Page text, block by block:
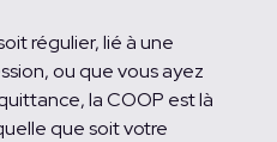
régulier, lié à une
ou que vous ayez
la COOP est là
que soit votre